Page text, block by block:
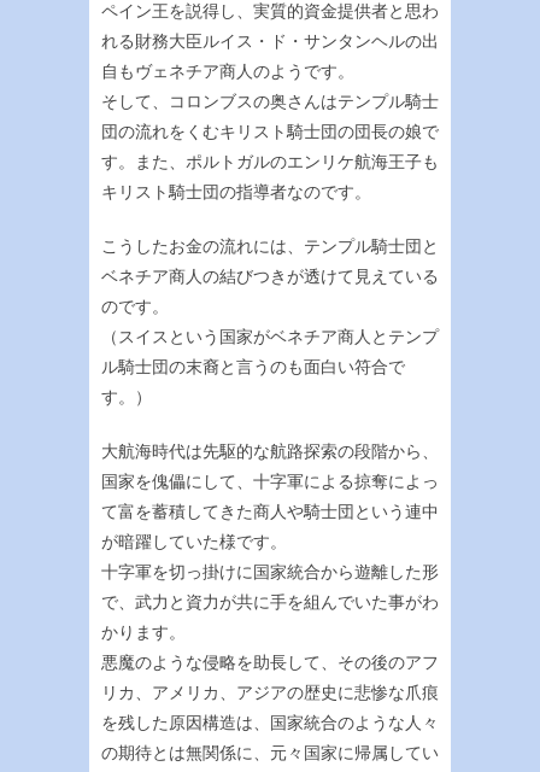
ペイン王を説得し、実質的資金提供者と思わ
れる財務大臣ルイス・ド・サンタンヘルの出
自もヴェネチア商人のようです。
そして、コロンブスの奥さんはテンプル騎士
団の流れをくむキリスト騎士団の団長の娘で
す。また、ポルトガルのエンリケ航海王子も
キリスト騎士団の指導者なのです。
こうしたお金の流れには、テンプル騎士団と
ベネチア商人の結びつきが透けて見えている
のです。
（スイスという国家がベネチア商人とテンプ
ル騎士団の末裔と言うのも面白い符合で
す。）
大航海時代は先駆的な航路探索の段階から、
国家を傀儡にして、十字軍による掠奪によっ
て富を蓄積してきた商人や騎士団という連中
が暗躍していた様です。
十字軍を切っ掛けに国家統合から遊離した形
で、武力と資力が共に手を組んでいた事がわ
かります。
悪魔のような侵略を助長して、その後のアフ
リカ、アメリカ、アジアの歴史に悲惨な爪痕
を残した原因構造は、国家統合のような人々
の期待とは無関係に、元々国家に帰属してい